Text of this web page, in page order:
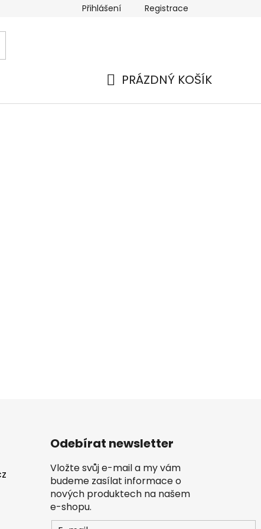
Náhradní plnění Moje objednávka
Přihlášení Registrace
PRÁZDNÝ KOŠÍK
Odebírat newsletter
Vložte svůj e-mail a my vám
budeme zasílat informace o
nových produktech na našem
e-shopu.